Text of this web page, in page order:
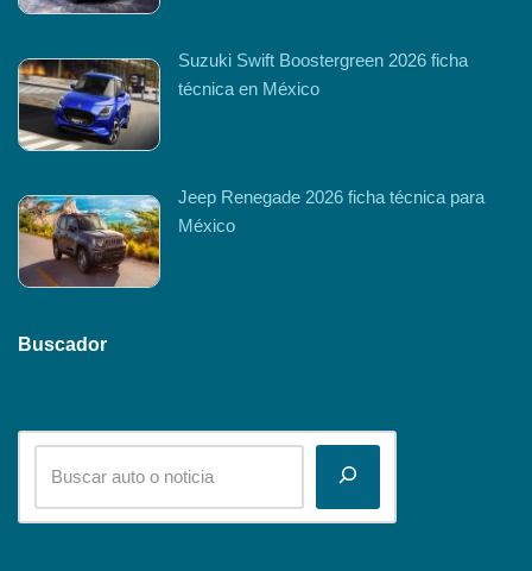
Suzuki Swift Boostergreen 2026 ficha
técnica en México
Jeep Renegade 2026 ficha técnica para
México
Buscador